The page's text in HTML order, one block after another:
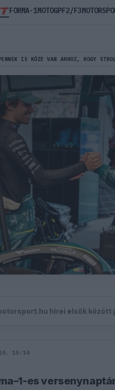
IS KÖZE VAN AHHOZ, HOGY
hírei elsők között
15:14
es
FORMA-1MOTOGPF2/F3